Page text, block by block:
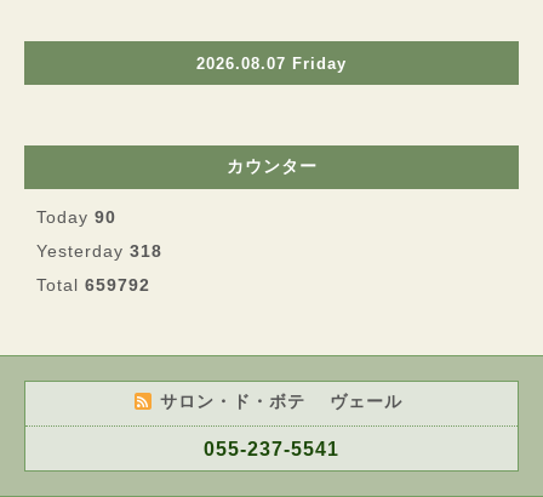
2026.08.07 Friday
カウンター
Today 90
Yesterday 318
Total 659792
サロン・ド・ボテ ヴェール
055-237-5541